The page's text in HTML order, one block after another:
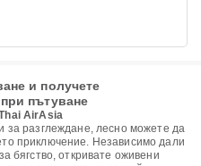
и получете
пътуване
AirAsia
за разглеждане, лесно можете да
приключение. Независимо дали
бягство, откривате оживени